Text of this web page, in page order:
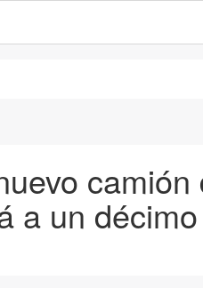
camión
a un